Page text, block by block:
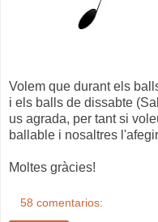
Volem que durant els
i els balls de dissabte
us agrada, per tant si
ballable i nosaltres
Moltes gràcies!
58 comentarios: